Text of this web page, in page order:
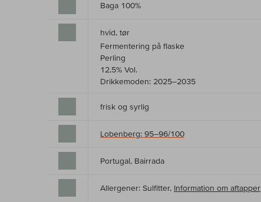
Baga 100%
hvid, tør
Fermentering på flaske
Perling
12,5% Vol.
Drikkemoden: 2025–2035
frisk og syrlig
Lobenberg: 95–96/100
Portugal, Bairrada
Allergener: Sulfitter, Information om aftapper